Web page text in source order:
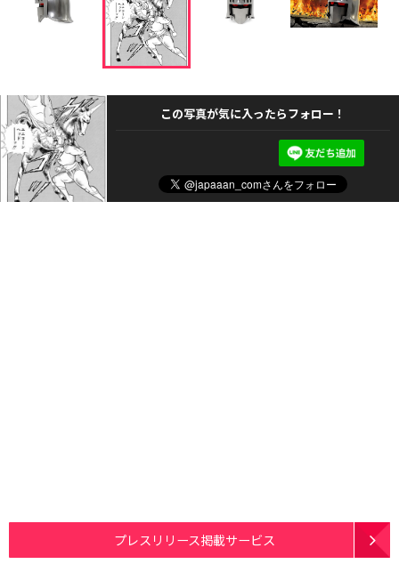
この写真が気に入ったらフォロー！
プレスリリース掲載サービス